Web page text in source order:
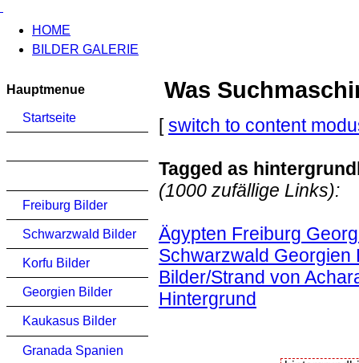
HOME
BILDER GALERIE
Hauptmenue
Startseite
Freiburg Bilder
Schwarzwald Bilder
Korfu Bilder
Georgien Bilder
Kaukasus Bilder
Granada Spanien
Was
[switch to content
Tagged as
(1000 zufällige Links):
Ägypten Freiburg
Schwarzwald Georgien
Bilder/Strand von
Hintergrund